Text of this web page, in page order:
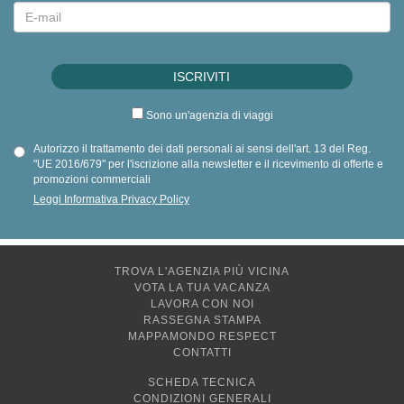
Sono un'agenzia di viaggi
Autorizzo il trattamento dei dati personali ai sensi dell'art. 13 del Reg.
"UE 2016/679" per l'iscrizione alla newsletter e il ricevimento di offerte e
promozioni commerciali
Leggi Informativa Privacy Policy
TROVA L'AGENZIA PIÙ VICINA
VOTA LA TUA VACANZA
LAVORA CON NOI
RASSEGNA STAMPA
MAPPAMONDO RESPECT
CONTATTI
SCHEDA TECNICA
CONDIZIONI GENERALI